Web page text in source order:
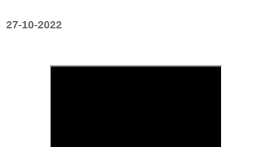
27-10-2022